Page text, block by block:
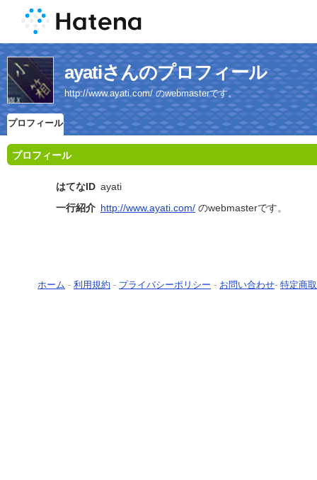
ayatiさんのプロフィール
http://www.ayati.com/ のwebmasterです。
プロフィール
プロフィール
はてなID ayati
一行紹介 http://www.ayati.com/ のwebmasterです。
ホーム - 利用規約 - プライバシーポリシー - お問い合わせ- 特定商